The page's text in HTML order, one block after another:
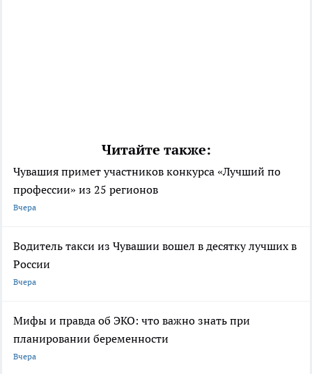
Читайте также:
Чувашия примет участников конкурса «Лучший по
профессии» из 25 регионов
Вчера
Водитель такси из Чувашии вошел в десятку лучших в
России
Вчера
Мифы и правда об ЭКО: что важно знать при
планировании беременности
Вчера